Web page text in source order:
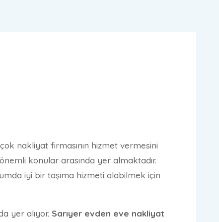
nakliyat firmasının hizmet vermesini
konular arasında yer almaktadır.
iyi bir taşıma hizmeti alabilmek için
yer alıyor. Sarıyer evden eve nakliyat